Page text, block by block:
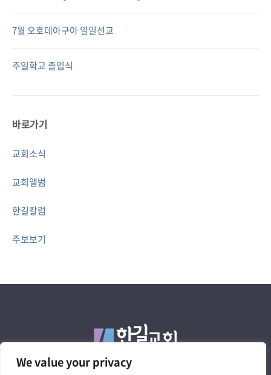
We value your privacy
7월 오호데아구아 일일선교
주일학교 졸업식
바로가기
교회소식
교회앨범
한길칼럼
주보보기